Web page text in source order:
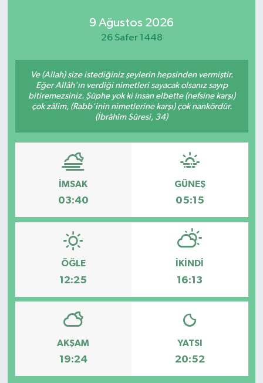
9 Ağustos 2026
26 Safer 1448
Ve (Allah) size istediğiniz şeylerin hepsinden vermiştir.
Eğer Allâh'ın verdiği nimetleri sayacak olsanız sayıp
bitiremezsiniz. Şüphe yok ki insan elbette (nefsine karşı)
çok zâlim, (Rabb'inin nimetlerine karşı) çok nankördür.
(İbrâhîm Sûresi, 34)
İMSAK
03:40
GÜNEŞ
05:15
ÖĞLE
12:25
İKINDI
16:13
AKŞAM
19:24
YATSI
20:52